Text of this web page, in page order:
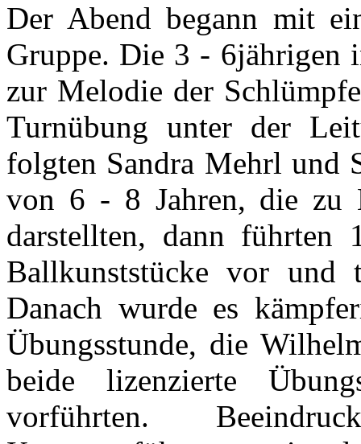
Der Abend begann mit
Gruppe. Die 3 - 6jährigen
zur Melodie der
Turnübung unter der
folgten Sandra Mehrl und
von 6 - 8 Jahren, die zu
darstellten, dann
Ballkunststücke vor und
Danach wurde es
Übungsstunde, die
beide lizenzierte
vorführten.